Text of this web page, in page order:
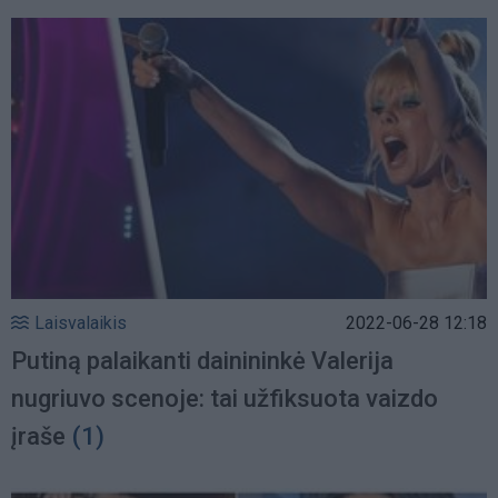
Laisvalaikis 2022-06-28 12:18
Putiną palaikanti dainininkė Valerija
nugriuvo scenoje: tai užfiksuota vaizdo
įraše (1)